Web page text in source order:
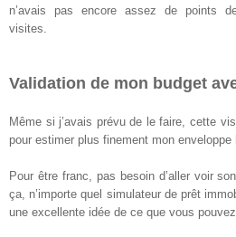
n’avais pas encore assez de points
visites.
Validation de mon budget
Même si j’avais prévu de le faire, cette
pour estimer plus finement mon enveloppe
Pour être franc, pas besoin d’aller voir
ça, n’importe quel simulateur de prêt
une excellente idée de ce que vous pouvez